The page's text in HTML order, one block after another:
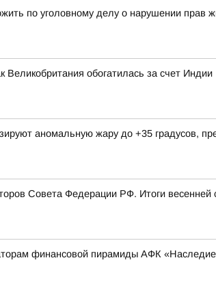
по уголовному делу о нарушении прав
Великобритания обогатилась за счет Индии
аномальную жару до +35 градусов,
Совета Федерации РФ. Итоги весенней
финансовой пирамиды АФК